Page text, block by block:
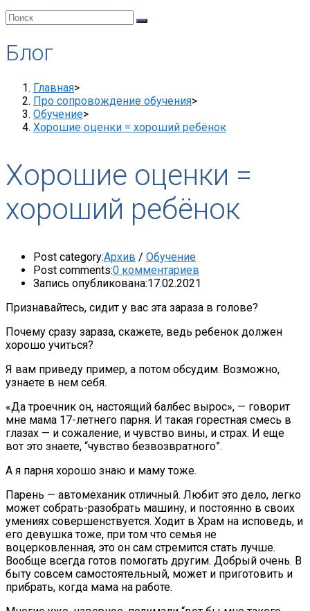
Блог
Главная>
Про сопровождение обучения>
Обучение>
Хорошие оценки = хороший ребёнок
Хорошие оценки =
хороший ребёнок
Post category:Архив / Обучение
Post comments:0 комментариев
Запись опубликована:17.02.2021
Признавайтесь, сидит у вас эта зараза в голове?
Почему сразу зараза, скажете, ведь ребенок должен
хорошо учиться?
Я вам приведу пример, а потом обсудим. Возможно,
узнаете в нем себя.
«Да троечник он, настоящий балбес вырос», — говорит
мне мама 17-летнего парня. И такая горестная смесь в
глазах — и сожаление, и чувство вины, и страх. И еще
вот это знаете, “чувство безвозвратного”.
А я парня хорошо знаю и маму тоже.
Парень — автомеханик отличный. Любит это дело, легко
может собрать-разобрать машину, и постоянно в своих
умениях совершенствуется. Ходит в Храм на исповедь, и
его девушка тоже, при том что семья не
воцерковленная, это он сам стремится стать лучше.
Вообще всегда готов помогать другим. Добрый очень. В
быту совсем самостоятельный, может и приготовить и
прибрать, когда мама на работе.